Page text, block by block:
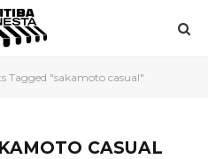
Tagged "sakamoto casual"
CASUAL